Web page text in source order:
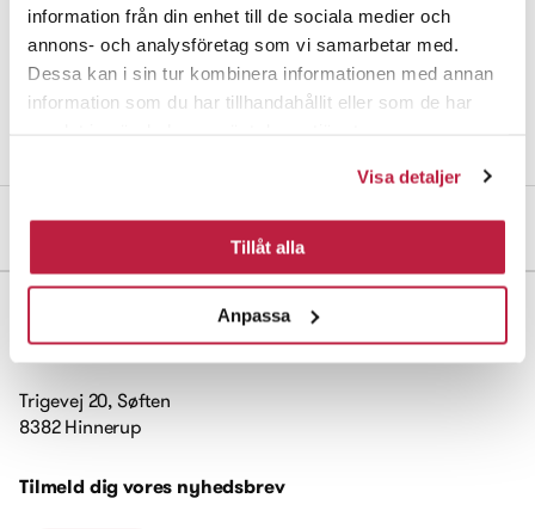
information från din enhet till de sociala medier och
annons- och analysföretag som vi samarbetar med.
Dessa kan i sin tur kombinera informationen med annan
information som du har tillhandahållit eller som de har
Visa detaljer
Tillåt alla
Anpassa
Bemærk! Maks. belastning på 35 kg er en beregnet værdi og
garanteres ikke.
Mål og dimensioner
Trigevej 20, Søften
8382 Hinnerup
Tilmeld dig vores nyhedsbrev